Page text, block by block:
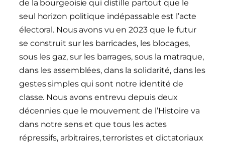
de la bourgeoisie qui distille partout que le
seul horizon politique indépassable est l’acte
électoral. Nous avons vu en 2023 que le futur
se construit sur les barricades, les blocages,
sous les gaz, sur les barrages, sous la matraque,
dans les assemblées, dans la solidarité, dans les
gestes simples qui sont notre identité de
classe. Nous avons entrevu depuis deux
décennies que le mouvement de l’Histoire va
dans notre sens et que tous les actes
répressifs, arbitraires, terroristes et dictatoriaux